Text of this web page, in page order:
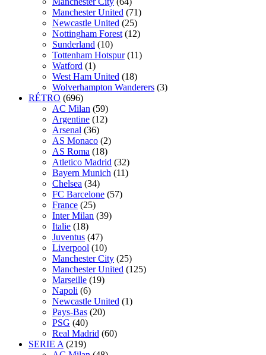
Manchester United (71)
Newcastle United (25)
Nottingham Forest (12)
Sunderland (10)
Tottenham Hotspur (11)
Watford (1)
West Ham United (18)
Wolverhampton Wanderers (3)
RÉTRO (696)
AC Milan (59)
Argentine (12)
Arsenal (36)
AS Monaco (2)
AS Roma (18)
Atletico Madrid (32)
Bayern Munich (11)
Chelsea (34)
FC Barcelone (57)
France (25)
Inter Milan (39)
Italie (18)
Juventus (47)
Liverpool (10)
Manchester City (25)
Manchester United (125)
Marseille (19)
Napoli (6)
Newcastle United (1)
Pays-Bas (20)
PSG (40)
Real Madrid (60)
SERIE A (219)